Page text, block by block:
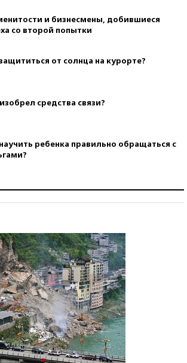
и бизнесмены, добившиеся
со второй попытки
от солнца на курорте?
средства связи?
ребенка правильно обращаться с